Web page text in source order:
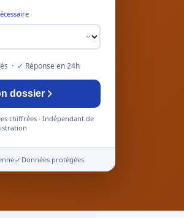
· ✓ Réponse en 24h
dossier
chiffrées · Indépendant de
Données protégées